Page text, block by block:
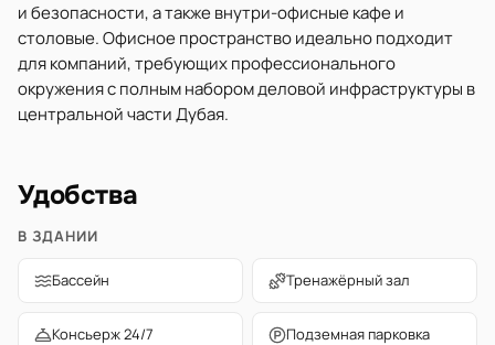
и безопасности, а также внутри-офисные кафе и
столовые. Офисное пространство идеально подходит
для компаний, требующих профессионального
окружения с полным набором деловой инфраструктуры в
центральной части Дубая.
Удобства
В ЗДАНИИ
Бассейн Тренажёрный зал
Консьерж 24/7 Подземная парковка